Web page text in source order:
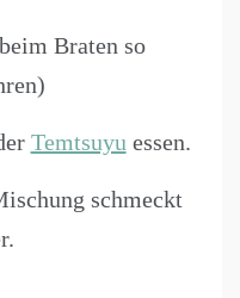
Braten so
Temtsuyu essen.
schmeckt